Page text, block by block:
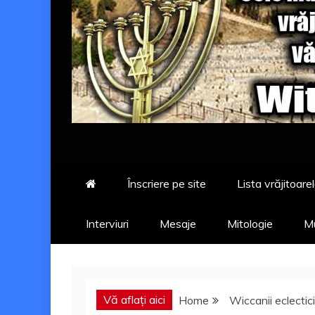
Înscriere pe site Lista
Interviuri Mesaje Mitologie
Vă aflați aici Home Wiccanii eclectici